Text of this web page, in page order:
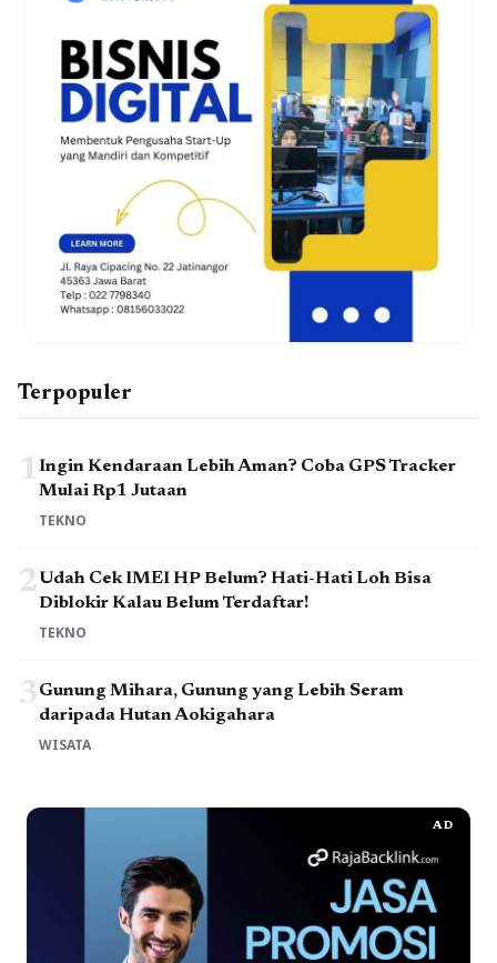
Terpopuler
1Ingin Kendaraan Lebih Aman? Coba GPS Tracker
Mulai Rp1 Jutaan
TEKNO
2Udah Cek IMEI HP Belum? Hati-Hati Loh Bisa
Diblokir Kalau Belum Terdaftar!
TEKNO
3Gunung Mihara, Gunung yang Lebih Seram
daripada Hutan Aokigahara
WISATA
AD